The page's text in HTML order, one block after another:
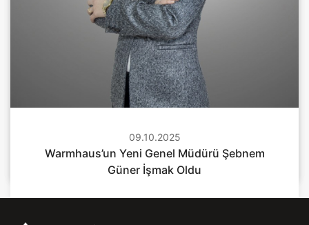
02.04.2025
Warmhaus Glowa’yı Yurtiçi Pazara Sundu
26.11.2025
Warmhaus’tan Yerli Üretimde Önemli Adım
09.10.2025
Warmhaus’un Yeni Genel Müdürü Şebnem
Güner İşmak Oldu